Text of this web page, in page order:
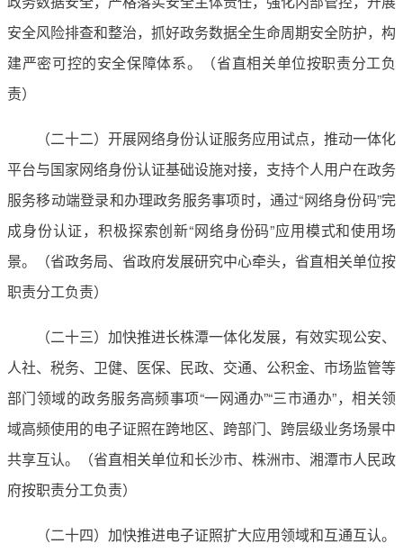
安全风险排查和整治，抓好政务数据全生命周期安全防护，构
建严密可控的安全保障体系。（省直相关单位按职责分工负
责）
（二十二）开展网络身份认证服务应用试点，推动一体化
平台与国家网络身份认证基础设施对接，支持个人用户在政务
服务移动端登录和办理政务服务事项时，通过“网络身份码”完
成身份认证，积极探索创新“网络身份码”应用模式和使用场
景。（省政务局、省政府发展研究中心牵头，省直相关单位按
职责分工负责）
（二十三）加快推进长株潭一体化发展，有效实现公安、
人社、税务、卫健、医保、民政、交通、公积金、市场监管等
部门领域的政务服务高频事项“一网通办”“三市通办”，相关领
域高频使用的电子证照在跨地区、跨部门、跨层级业务场景中
共享互认。（省直相关单位和长沙市、株洲市、湘潭市人民政
府按职责分工负责）
（二十四）加快推进电子证照扩大应用领域和互通互认。